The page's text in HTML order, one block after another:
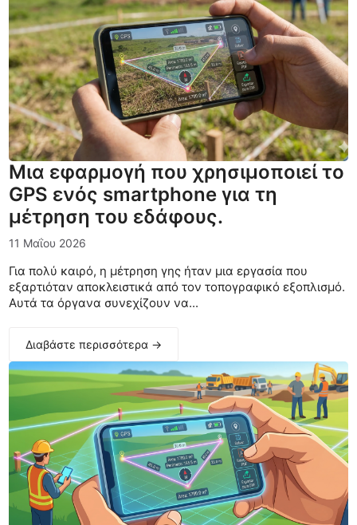
Μια εφαρμογή που χρησιμοποιεί το
GPS ενός smartphone για τη
μέτρηση του εδάφους.
11 Μαΐου 2026
Για πολύ καιρό, η μέτρηση γης ήταν μια εργασία που
εξαρτιόταν αποκλειστικά από τον τοπογραφικό εξοπλισμό.
Αυτά τα όργανα συνεχίζουν να...
Διαβάστε περισσότερα →